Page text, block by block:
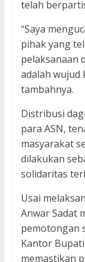
telah
“Saya
pihak yang
pelaksanaan
adalah wujud
tambahnya.
Distribusi
para ASN,
masyarakat
dilakukan
solidaritas
Usai
Anwar Sadat
pemotongan
Kantor
memastikan